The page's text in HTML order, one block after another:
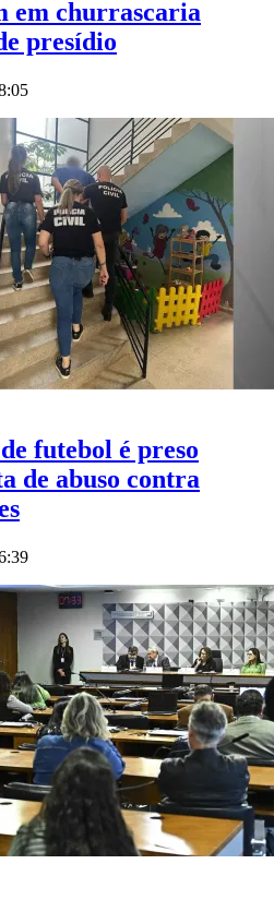
em churrascaria
presídio
futebol é preso
de abuso contra